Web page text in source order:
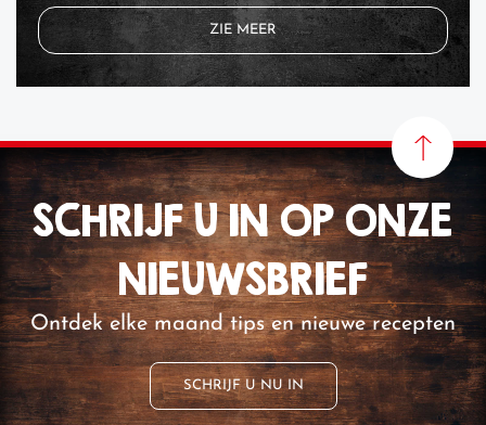
ZIE MEER
SCHRIJF U IN OP ONZE
NIEUWSBRIEF
Ontdek elke maand tips en nieuwe recepten
SCHRIJF U NU IN